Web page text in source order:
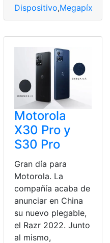
,Móvil,Precio,versiones,
Dispositivo,Megapíxeles
Motorola
X30 Pro y
S30 Pro
Gran día para
Motorola. La
compañía acaba de
anunciar en China
su nuevo plegable,
el Razr 2022. Junto
al mismo,